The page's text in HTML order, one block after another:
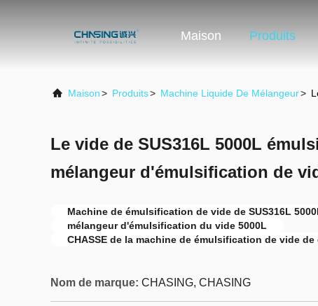
Maison Produits
Maison> Produits> Machine Liquide De Mélangeur>
Le vide de SUS316L 5000L
mélangeur d'émulsification de
Machine de émulsification de vide de SUS316L
mélangeur d'émulsification du vide 5000L
CHASSE de la machine de émulsification de vide de
Nom de marque: CHASING, CHASING